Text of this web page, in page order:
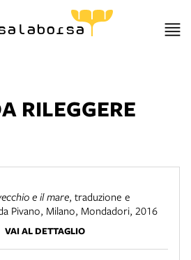
RILEGGERE
e il mare, traduzione e
Pivano, Milano, Mondadori, 2016
VAI AL DETTAGLIO